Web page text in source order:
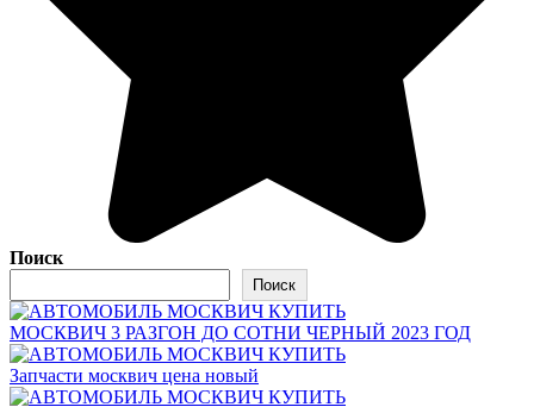
Поиск
Поиск
МОСКВИЧ 3 РАЗГОН ДО СОТНИ ЧЕРНЫЙ 2023 ГОД
Запчасти москвич цена новый